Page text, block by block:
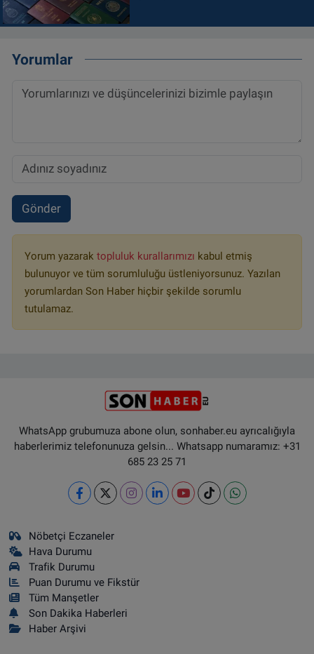
Yorumlar
Gönder
Yorum yazarak topluluk kurallarımızı kabul etmiş
bulunuyor ve tüm sorumluluğu üstleniyorsunuz. Yazılan
yorumlardan Son Haber hiçbir şekilde sorumlu
tutulamaz.
WhatsApp grubumuza abone olun, sonhaber.eu ayrıcalığıyla
haberlerimiz telefonunuza gelsin... Whatsapp numaramız: +31
685 23 25 71
Nöbetçi Eczaneler
Hava Durumu
Trafik Durumu
Puan Durumu ve Fikstür
Tüm Manşetler
Son Dakika Haberleri
Haber Arşivi